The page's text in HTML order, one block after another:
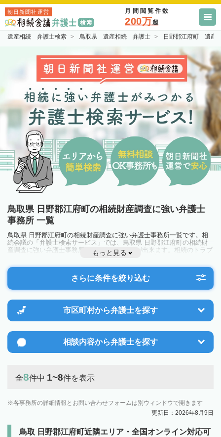
朝日新聞社運営 月間閲覧件数
200万超
遺産相続 弁護士検索 鳥取県 遺産相続 弁護士 日野郡江府町 遺産
鳥取県 日野郡江府町の相続財産調査に強い弁護士
事務所 一覧
鳥取県 日野郡江府町の相続財産調査に強い弁護士事務所一覧です。相
続会議の「弁護士検索サービス」では、鳥取県 日野郡江府町の相続財
産調査に強い弁護士事務所を一覧で見ることが出来ます。相続のトラブ
ルやお悩みを抱えている方は一度近隣の弁護士に相談してみましょう。
もっと見る
さらに条件を絞り込む
市区町村から弁護士を探す
相談内容から弁護士を探す
全8件中 1~8件を表示
各事務所の詳細情報とお問い合わせフォームは別ウィンドウで開きます
更新日：2026年8月9日
鳥取 日野郡江府町近隣エリア・全国オンライン対応可